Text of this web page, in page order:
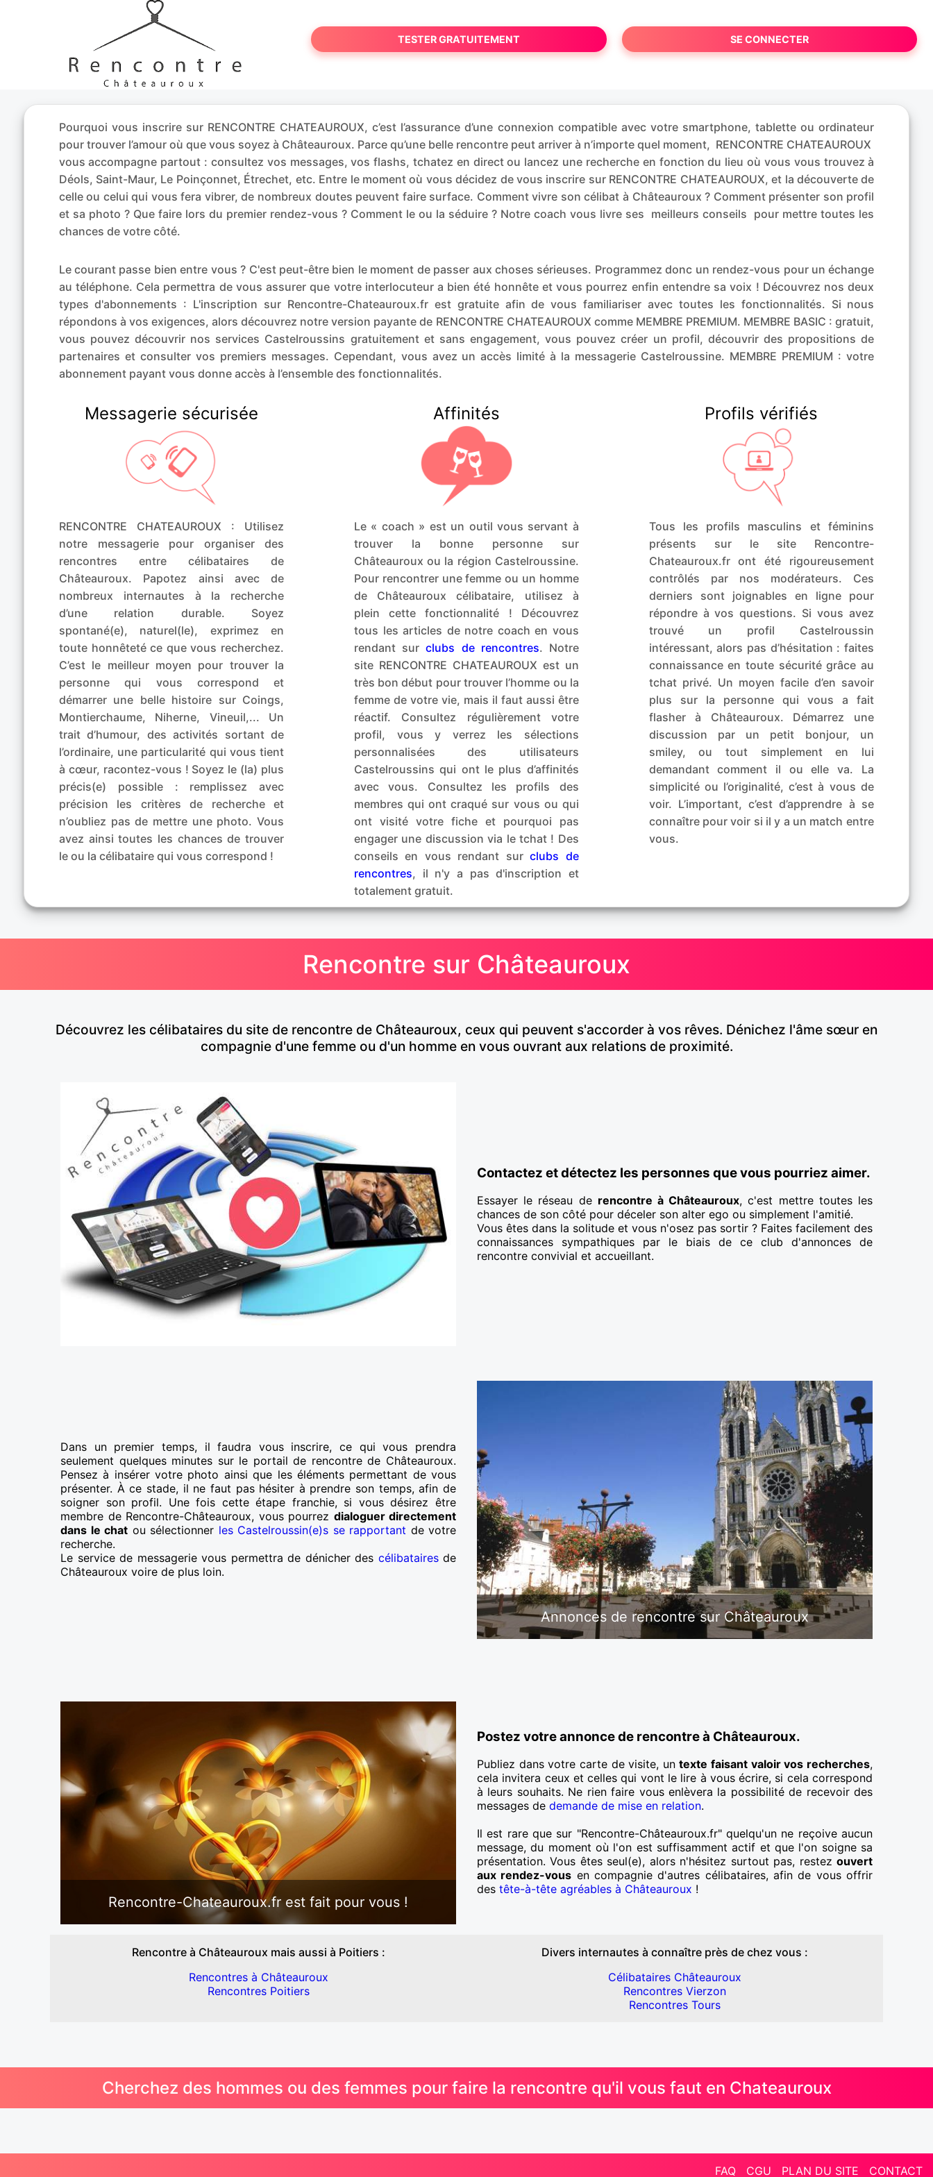
TESTER GRATUITEMENT SE CONNECTER
Pourquoi vous inscrire sur RENCONTRE CHATEAUROUX, c’est l’assurance d’une connexion compatible avec votre smartphone, tablette ou ordinateur
pour trouver l’amour où que vous soyez à Châteauroux. Parce qu’une belle rencontre peut arriver à n’importe quel moment, RENCONTRE CHATEAUROUX
vous accompagne partout : consultez vos messages, vos flashs, tchatez en direct ou lancez une recherche en fonction du lieu où vous vous trouvez à
Déols, Saint-Maur, Le Poinçonnet, Étrechet, etc. Entre le moment où vous décidez de vous inscrire sur RENCONTRE CHATEAUROUX, et la découverte de
celle ou celui qui vous fera vibrer, de nombreux doutes peuvent faire surface. Comment vivre son célibat à Châteauroux ? Comment présenter son profil
et sa photo ? Que faire lors du premier rendez-vous ? Comment le ou la séduire ? Notre coach vous livre ses meilleurs conseils pour mettre toutes les
chances de votre côté.
Le courant passe bien entre vous ? C'est peut-être bien le moment de passer aux choses sérieuses. Programmez donc un rendez-vous pour un échange
au téléphone. Cela permettra de vous assurer que votre interlocuteur a bien été honnête et vous pourrez enfin entendre sa voix ! Découvrez nos deux
types d'abonnements : L'inscription sur Rencontre-Chateauroux.fr est gratuite afin de vous familiariser avec toutes les fonctionnalités. Si nous
répondons à vos exigences, alors découvrez notre version payante de RENCONTRE CHATEAUROUX comme MEMBRE PREMIUM. MEMBRE BASIC : gratuit,
vous pouvez découvrir nos services Castelroussins gratuitement et sans engagement, vous pouvez créer un profil, découvrir des propositions de
partenaires et consulter vos premiers messages. Cependant, vous avez un accès limité à la messagerie Castelroussine. MEMBRE PREMIUM : votre
abonnement payant vous donne accès à l’ensemble des fonctionnalités.
Messagerie sécurisée
RENCONTRE CHATEAUROUX : Utilisez
notre messagerie pour organiser des
rencontres entre célibataires de
Châteauroux. Papotez ainsi avec de
nombreux internautes à la recherche
d’une relation durable. Soyez
spontané(e), naturel(le), exprimez en
toute honnêteté ce que vous recherchez.
C’est le meilleur moyen pour trouver la
personne qui vous correspond et
démarrer une belle histoire sur Coings,
Montierchaume, Niherne, Vineuil,... Un
trait d’humour, des activités sortant de
l’ordinaire, une particularité qui vous tient
à cœur, racontez-vous ! Soyez le (la) plus
précis(e) possible : remplissez avec
précision les critères de recherche et
n’oubliez pas de mettre une photo. Vous
avez ainsi toutes les chances de trouver
le ou la célibataire qui vous correspond !
Affinités
Le « coach » est un outil vous servant à
trouver la bonne personne sur
Châteauroux ou la région Castelroussine.
Pour rencontrer une femme ou un homme
de Châteauroux célibataire, utilisez à
plein cette fonctionnalité ! Découvrez
tous les articles de notre coach en vous
rendant surclubs de rencontres. Notre
site RENCONTRE CHATEAUROUX est un
très bon début pour trouver l’homme ou la
femme de votre vie, mais il faut aussi être
réactif. Consultez régulièrement votre
profil, vous y verrez les sélections
personnalisées des utilisateurs
Castelroussins qui ont le plus d’affinités
avec vous. Consultez les profils des
membres qui ont craqué sur vous ou qui
ont visité votre fiche et pourquoi pas
engager une discussion via le tchat ! Des
conseils en vous rendant surclubs de
rencontres, il n'y a pas d'inscription et
totalement gratuit.
Profils vérifiés
Tous les profils masculins et féminins
présents sur le site Rencontre-
Chateauroux.fr ont été rigoureusement
contrôlés par nos modérateurs. Ces
derniers sont joignables en ligne pour
répondre à vos questions. Si vous avez
trouvé un profil Castelroussin
intéressant, alors pas d’hésitation : faites
connaissance en toute sécurité grâce au
tchat privé. Un moyen facile d’en savoir
plus sur la personne qui vous a fait
flasher à Châteauroux. Démarrez une
discussion par un petit bonjour, un
smiley, ou tout simplement en lui
demandant comment il ou elle va. La
simplicité ou l’originalité, c’est à vous de
voir. L’important, c’est d’apprendre à se
connaître pour voir si il y a un match entre
vous.
Rencontre sur Châteauroux
Découvrez les célibataires du site de rencontre de Châteauroux, ceux qui peuvent s'accorder à vos rêves. Dénichez l'âme sœur en
compagnie d'une femme ou d'un homme en vous ouvrant aux relations de proximité.
Contactez et détectez les personnes que vous pourriez aimer.
Essayer le réseau de rencontre à Châteauroux, c'est mettre toutes les
chances de son côté pour déceler son alter ego ou simplement l'amitié.
Vous êtes dans la solitude et vous n'osez pas sortir ? Faites facilement des
connaissances sympathiques par le biais de ce club d'annonces de
rencontre convivial et accueillant.
Annonces de rencontre sur Châteauroux
Dans un premier temps, il faudra vous inscrire, ce qui vous prendra
seulement quelques minutes sur le portail de rencontre de Châteauroux.
Pensez à insérer votre photo ainsi que les éléments permettant de vous
présenter. À ce stade, il ne faut pas hésiter à prendre son temps, afin de
soigner son profil. Une fois cette étape franchie, si vous désirez être
membre de Rencontre-Châteauroux, vous pourrez dialoguer directement
dans le chat ou sélectionner les Castelroussin(e)s se rapportant de votre
recherche.
Le service de messagerie vous permettra de dénicher des célibatairesde
Châteauroux voire de plus loin.
Rencontre-Chateauroux.fr est fait pour vous !
Postez votre annonce de rencontre à Châteauroux.
Publiez dans votre carte de visite, untexte faisant valoir vos recherches,
cela invitera ceux et celles qui vont le lire à vous écrire, si cela correspond
à leurs souhaits. Ne rien faire vous enlèvera la possibilité de recevoir des
messages de demande de mise en relation.
Il est rare que sur "Rencontre-Châteauroux.fr" quelqu'un ne reçoive aucun
message, du moment où l'on est suffisamment actif et que l'on soigne sa
présentation. Vous êtes seul(e), alors n'hésitez surtout pas, restez ouvert
aux rendez-vous en compagnie d'autres célibataires, afin de vous offrir
des tête-à-tête agréables à Châteauroux !
Rencontre à Châteauroux mais aussi à Poitiers :
Rencontres à Châteauroux
Rencontres Poitiers
Divers internautes à connaître près de chez vous :
Célibataires Châteauroux
Rencontres Vierzon
Rencontres Tours
Cherchez des hommes ou des femmes pour faire la rencontre qu'il vous faut en Chateauroux
FAQ CGU PLAN DU SITE CONTACT